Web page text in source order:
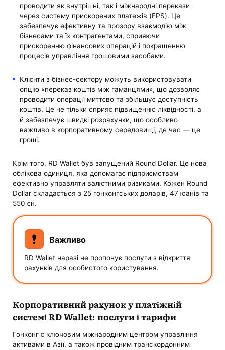
проводити як внутрішні, так і міжнародні перекази
через систему прискорених платежів (FPS). Це
забезпечує ефективну та прозору взаємодію між
бізнесами та їх контрагентами, сприяючи
прискоренню фінансових операцій і покращенню
процесів управління грошовими засобами.
Клієнти з бізнес-сектору можуть використовувати
опцію «переказ коштів між гаманцями», що дозволяє
проводити операції миттєво та збільшує доступність
коштів. Це не тільки сприяє підвищенню ліквідності, а
й забезпечує швидкі розрахунки, що особливо
важливо в корпоративному середовищі, де час — це
гроші.
Крім того, RD Wallet був запущений Round Dollar. Це нова
облікова одиниця, яка допомагає підприємствам
ефективно управляти валютними ризиками. Кожен Round
Dollar складається з 25 гонконгських доларів, 47 юанів та
550 єн.
Важливо
RD Wallet наразі не пропонує послуги з відкриття
рахунків для особистого користування.
Корпоративний рахунок у платіжній
системі RD Wallet: послуги і тарифи
Гонконг є ключовим міжнародним центром управління
активами в Азії, а також провідним транскордонним